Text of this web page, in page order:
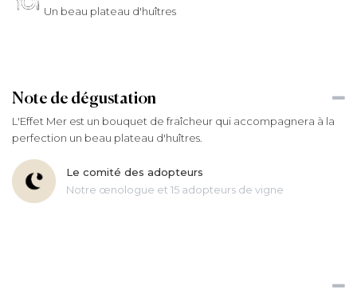
Un beau plateau d'huîtres
Note de dégustation
L'Effet Mer est un bouquet de fraîcheur qui accompagnera à la
perfection un beau plateau d'huîtres.
Le comité des adopteurs
Notre œnologue et 15 adopteurs de vigne